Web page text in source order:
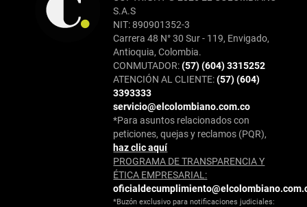
S.A.S
NIT: 890901352-3
Carrera 48 N° 30 Sur - 119, Envigado,
Antioquia, Colombia.
CONMUTADOR:(57) (604) 3315252
ATENCIÓN AL CLIENTE:(57) (604)
3393333
servicio@elcolombiano.com.co
*Para asuntos relacionados con
peticiones, quejas y reclamos (PQR),
haz clic aquí
PROGRAMA DE TRANSPARENCIA Y
ÉTICA EMPRESARIAL:
*Buzón exclusivo para notificaciones judiciales: